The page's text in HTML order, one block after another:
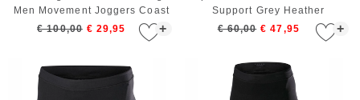
+
Men Movement Joggers Coast
€ 100,00 € 29,95 +
Support Grey Heather
€ 60,00 € 47,95